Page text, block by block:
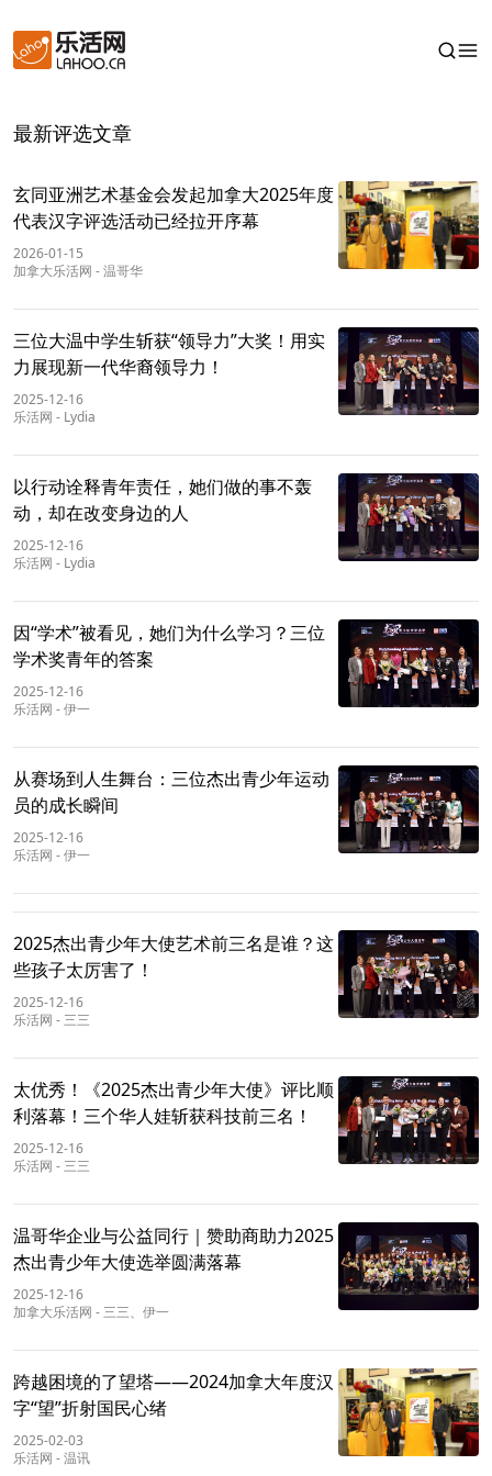
最新评选文章
玄同亚洲艺术基金会发起加拿大2025年度
代表汉字评选活动已经拉开序幕
2026-01-15
加拿大乐活网 -温哥华
三位大温中学生斩获“领导力”大奖！用实
力展现新一代华裔领导力！
2025-12-16
乐活网 - Lydia
以行动诠释青年责任，她们做的事不轰
动，却在改变身边的人
2025-12-16
乐活网 - Lydia
因“学术”被看见，她们为什么学习？三位
学术奖青年的答案
2025-12-16
乐活网 -伊一
从赛场到人生舞台：三位杰出青少年运动
员的成长瞬间
2025-12-16
乐活网 -伊一
2025杰出青少年大使艺术前三名是谁？这
些孩子太厉害了！
2025-12-16
乐活网 - 三三
太优秀！《2025杰出青少年大使》评比顺
利落幕！三个华人娃斩获科技前三名！
2025-12-16
乐活网 - 三三
温哥华企业与公益同行｜赞助商助力2025
杰出青少年大使选举圆满落幕
2025-12-16
加拿大乐活网 - 三三、伊一
跨越困境的了望塔——2024加拿大年度汉
字“望”折射国民心绪
2025-02-03
乐活网 -温讯